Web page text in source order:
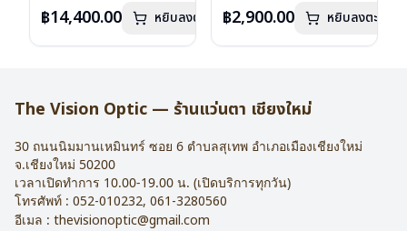
เลนส์ : กันแดดสีฟ้า
น้ำหนัก : 24 กรัม
ลงไว้กรุณาติดต่อเรา
คลิก
฿14,400.00 หยิบลงตะกร้าบานพับ : ไม่มีสปริง
อุปกรณ์ : กล่องแว่น , ผ้าเช็ดแว่น
฿2,900.00 หยิบลงตะกร้า
The Vision Optic — ร้านแว่นตา เชียงใหม่
30 ถนนนิมมานเหมินทร์ ซอย 6 ตำบลสุเทพ อำเภอเมืองเชียงใหม่
จ.เชียงใหม่ 50200
เวลาเปิดทำการ 10.00-19.00 น. (เปิดบริการทุกวัน)
โทรศัพท์ : 052-010232, 061-3280560
อีเมล : thevisionoptic@gmail.com